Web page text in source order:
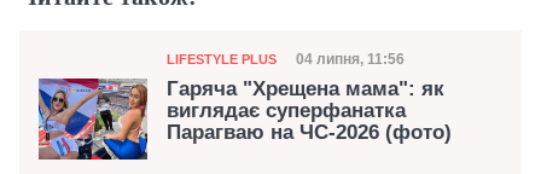
Категорія
LIFESTYLE PLUS Дата публікації
04 липня, 11:56
Гаряча "Хрещена мама": як
виглядає суперфанатка
Парагваю на ЧС-2026 (фото)